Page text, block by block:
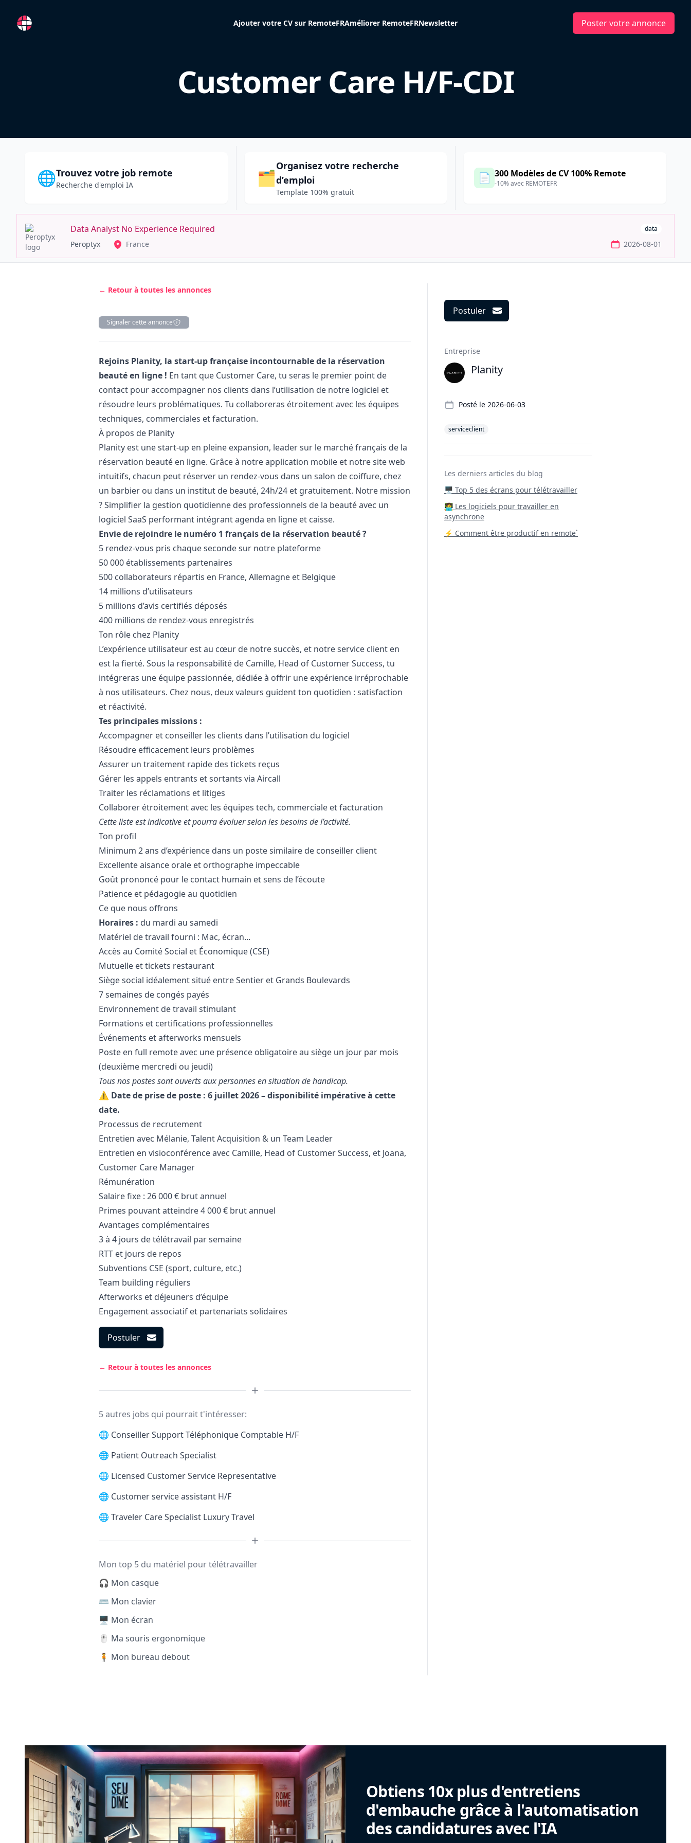
RemoteFR Ajouter votre CV sur RemoteFRAméliorer RemoteFRNewsletter Poster votre annonce
Customer Care H/F-CDI
🌐Trouvez votre job remote
Recherche d'emploi IA 🗂️
Organisez votre recherche
d’emploi
Template 100% gratuit
📄 300 Modèles de CV 100% Remote
-10% avec REMOTEFR
Data Analyst No Experience Required data
Peroptyx France 2026-08-01
← Retour à toutes les annonces
Signaler cette annonce
Description
Rejoins Planity, la start-up française incontournable de la réservation
beauté en ligne ! En tant que Customer Care, tu seras le premier point de
contact pour accompagner nos clients dans l’utilisation de notre logiciel et
résoudre leurs problématiques. Tu collaboreras étroitement avec les équipes
techniques, commerciales et facturation.
À propos de Planity
Planity est une start-up en pleine expansion, leader sur le marché français de la
réservation beauté en ligne. Grâce à notre application mobile et notre site web
intuitifs, chacun peut réserver un rendez-vous dans un salon de coiffure, chez
un barbier ou dans un institut de beauté, 24h/24 et gratuitement. Notre mission
? Simplifier la gestion quotidienne des professionnels de la beauté avec un
logiciel SaaS performant intégrant agenda en ligne et caisse.
Envie de rejoindre le numéro 1 français de la réservation beauté ?
5 rendez-vous pris chaque seconde sur notre plateforme
50 000 établissements partenaires
500 collaborateurs répartis en France, Allemagne et Belgique
14 millions d’utilisateurs
5 millions d’avis certifiés déposés
400 millions de rendez-vous enregistrés
Ton rôle chez Planity
L’expérience utilisateur est au cœur de notre succès, et notre service client en
est la fierté. Sous la responsabilité de Camille, Head of Customer Success, tu
intégreras une équipe passionnée, dédiée à offrir une expérience irréprochable
à nos utilisateurs. Chez nous, deux valeurs guident ton quotidien : satisfaction
et réactivité.
Tes principales missions :
Accompagner et conseiller les clients dans l’utilisation du logiciel
Résoudre efficacement leurs problèmes
Assurer un traitement rapide des tickets reçus
Gérer les appels entrants et sortants via Aircall
Traiter les réclamations et litiges
Collaborer étroitement avec les équipes tech, commerciale et facturation
Cette liste est indicative et pourra évoluer selon les besoins de l’activité.
Ton profil
Minimum 2 ans d’expérience dans un poste similaire de conseiller client
Excellente aisance orale et orthographe impeccable
Goût prononcé pour le contact humain et sens de l’écoute
Patience et pédagogie au quotidien
Ce que nous offrons
Horaires : du mardi au samedi
Matériel de travail fourni : Mac, écran...
Accès au Comité Social et Économique (CSE)
Mutuelle et tickets restaurant
Siège social idéalement situé entre Sentier et Grands Boulevards
7 semaines de congés payés
Environnement de travail stimulant
Formations et certifications professionnelles
Événements et afterworks mensuels
Poste en full remote avec une présence obligatoire au siège un jour par mois
(deuxième mercredi ou jeudi)
Tous nos postes sont ouverts aux personnes en situation de handicap.
⚠️ Date de prise de poste : 6 juillet 2026 – disponibilité impérative à cette
date.
Processus de recrutement
Entretien avec Mélanie, Talent Acquisition & un Team Leader
Entretien en visioconférence avec Camille, Head of Customer Success, et Joana,
Customer Care Manager
Rémunération
Salaire fixe : 26 000 € brut annuel
Primes pouvant atteindre 4 000 € brut annuel
Avantages complémentaires
3 à 4 jours de télétravail par semaine
RTT et jours de repos
Subventions CSE (sport, culture, etc.)
Team building réguliers
Afterworks et déjeuners d’équipe
Engagement associatif et partenariats solidaires
Postuler
← Retour à toutes les annonces
5 autres jobs qui pourrait t'intéresser:
🌐 Conseiller Support Téléphonique Comptable H/F
🌐 Patient Outreach Specialist
🌐 Licensed Customer Service Representative
🌐 Customer service assistant H/F
🌐 Traveler Care Specialist Luxury Travel
Mon top 5 du matériel pour télétravailler
🎧 Mon casque
⌨️ Mon clavier
🖥️ Mon écran
🖱️ Ma souris ergonomique
🧍 Mon bureau debout
Postuler
Entreprise
Planity
Posté le 2026-06-03
serviceclient
Les derniers articles du blog
🖥️ Top 5 des écrans pour télétravailler
‍🧑‍💻 Les logiciels pour travailler en
asynchrone
⚡ Comment être productif en remote`
Obtiens 10x plus d'entretiens
d'embauche grâce à l'automatisation
des candidatures avec l'IA